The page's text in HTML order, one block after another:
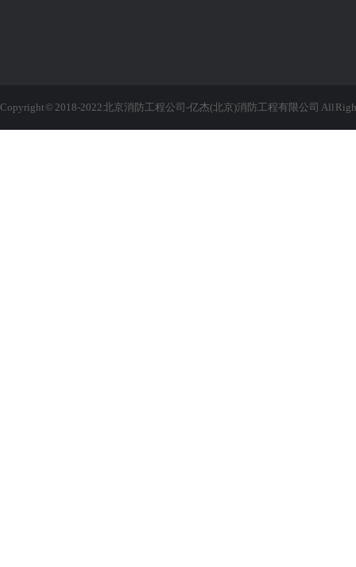
Copyright © 2018-2022 北京消防工程公司-亿杰(北京)消防工程有限公司 All